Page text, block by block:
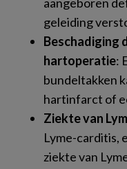
geleiding
Beschadiging
hartoperatie:
bundeltakken
hartinfarct of
Ziekte van
Lyme-carditis,
ziekte van